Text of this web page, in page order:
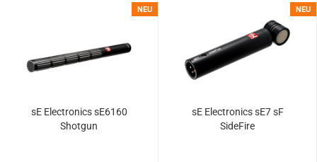
NEU
sE Electronics sE6160
Shotgun
NEU
sE Electronics sE7 sF
SideFire